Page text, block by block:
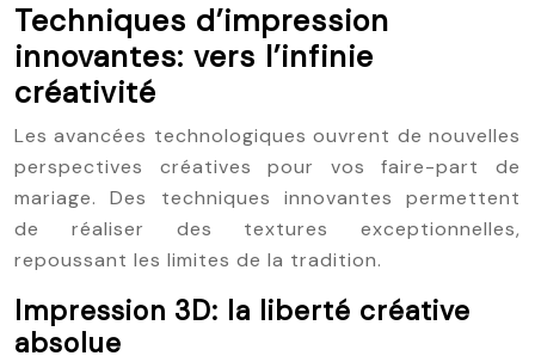
Techniques d’impression
innovantes: vers l’infinie
créativité
Les avancées technologiques ouvrent de nouvelles
perspectives créatives pour vos faire-part de
mariage. Des techniques innovantes permettent
de réaliser des textures exceptionnelles,
repoussant les limites de la tradition.
Impression 3D: la liberté créative
absolue